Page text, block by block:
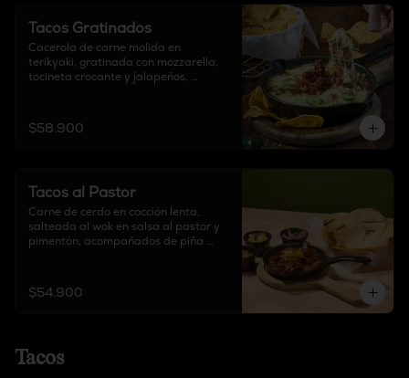
Tacos Gratinados
Cacerola de carne molida en
terikyaki, gratinada con mozzarella,
tocineta crocante y jalapeños,
$58.900
Tacos al Pastor
Carne de cerdo en cocción lenta,
salteada al wok en salsa al pastor y
pimentón, acompañados de piña
$54.900
Tacos